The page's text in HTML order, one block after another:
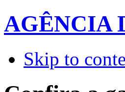
AGÊNCIA
Skip to